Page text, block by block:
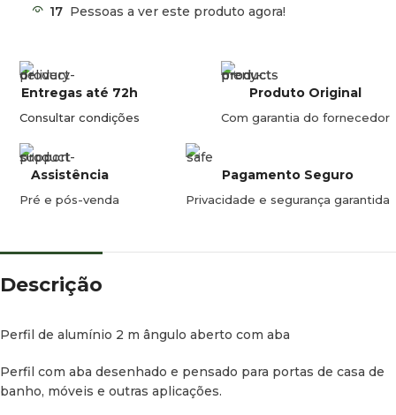
17 Pessoas a ver este produto agora!
Entregas até 72h
Consultar condições
Produto Original
Com garantia do fornecedor
Assistência
Pré e pós-venda
Pagamento Seguro
Privacidade e segurança garantida
Descrição
Perfil de alumínio 2 m ângulo aberto com aba
Perfil com aba desenhado e pensado para portas de casa de
banho, móveis e outras aplicações.